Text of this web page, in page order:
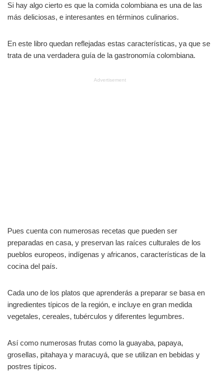
Si hay algo cierto es que la comida colombiana es una de las
más deliciosas, e interesantes en términos culinarios.
En este libro quedan reflejadas estas características, ya que se
trata de una verdadera guía de la gastronomía colombiana.
Advertisement
Pues cuenta con numerosas recetas que pueden ser
preparadas en casa, y preservan las raíces culturales de los
pueblos europeos, indígenas y africanos, características de la
cocina del país.
Cada uno de los platos que aprenderás a preparar se basa en
ingredientes típicos de la región, e incluye en gran medida
vegetales, cereales, tubérculos y diferentes legumbres.
Así como numerosas frutas como la guayaba, papaya,
grosellas, pitahaya y maracuyá, que se utilizan en bebidas y
postres típicos.